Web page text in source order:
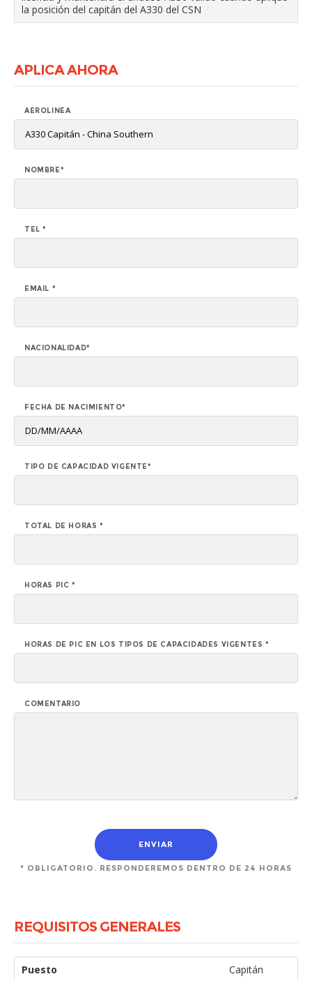
la posición del capitán del A330 del CSN
APLICA AHORA
AEROLINEA
NOMBRE*
TEL *
EMAIL *
NACIONALIDAD*
FECHA DE NACIMIENTO*
TIPO DE CAPACIDAD VIGENTE*
TOTAL DE HORAS *
HORAS PIC *
HORAS DE PIC EN LOS TIPOS DE CAPACIDADES VIGENTES *
COMENTARIO
* OBLIGATORIO. RESPONDEREMOS DENTRO DE 24 HORAS
REQUISITOS GENERALES
Puesto
Capitán